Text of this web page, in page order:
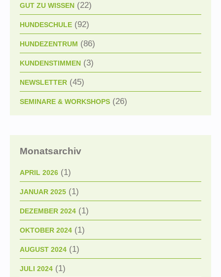
GUT ZU WISSEN (22)
HUNDESCHULE (92)
HUNDEZENTRUM (86)
KUNDENSTIMMEN (3)
NEWSLETTER (45)
SEMINARE & WORKSHOPS (26)
Monatsarchiv
APRIL 2026 (1)
JANUAR 2025 (1)
DEZEMBER 2024 (1)
OKTOBER 2024 (1)
AUGUST 2024 (1)
JULI 2024 (1)